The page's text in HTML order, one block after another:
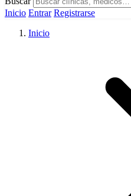
Inicio Entrar Registrarse
Inicio